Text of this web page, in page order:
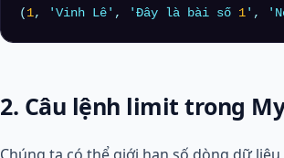
( 1, 'Vinh Lê' , 'Đây là bài số 1 ' ,
2. Câu lệnh limit trong